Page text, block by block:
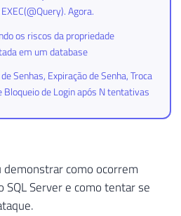
Agora.
os riscos da propriedade
em um database
Senhas, Expiração de Senha, Troca
Bloqueio de Login após N tentativas
como ocorrem
Server e como tentar se